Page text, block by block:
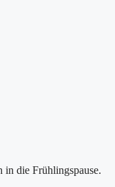
in die Frühlingspause.